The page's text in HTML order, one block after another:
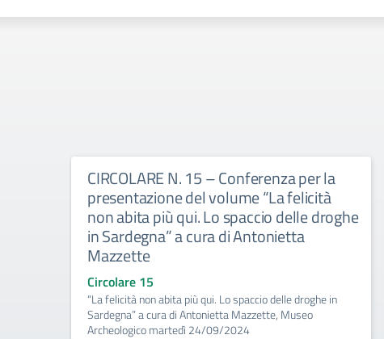
CIRCOLARE N. 15 – Conferenza per la
presentazione del volume “La felicità
non abita più qui. Lo spaccio delle droghe
in Sardegna” a cura di Antonietta
Mazzette
Circolare 15
“La felicità non abita più qui. Lo spaccio delle droghe in
Sardegna” a cura di Antonietta Mazzette, Museo
Archeologico martedì 24/09/2024